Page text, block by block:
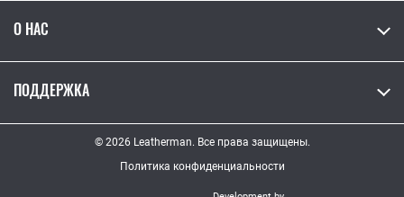
О НАС
ПОДДЕРЖКА
© 2026 Leatherman. Все права защищены.
Политика конфиденциальности